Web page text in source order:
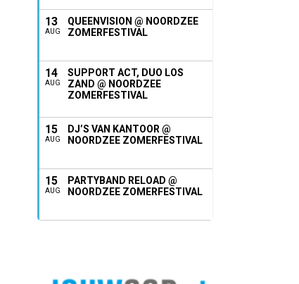
13
AUG
QUEENVISION @ NOORDZEE
ZOMERFESTIVAL
14
AUG
SUPPORT ACT, DUO LOS
ZAND @ NOORDZEE
ZOMERFESTIVAL
15
AUG
DJ’S VAN KANTOOR @
NOORDZEE ZOMERFESTIVAL
15
AUG
PARTYBAND RELOAD @
NOORDZEE ZOMERFESTIVAL